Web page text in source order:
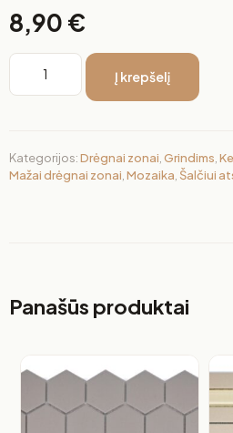
8,90 €
Į krepšelį
Kategorijos:Drėgnai zonai Grindims
Mažai drėgnai zonai Mozaika Šalčiui
Panašūs produktai